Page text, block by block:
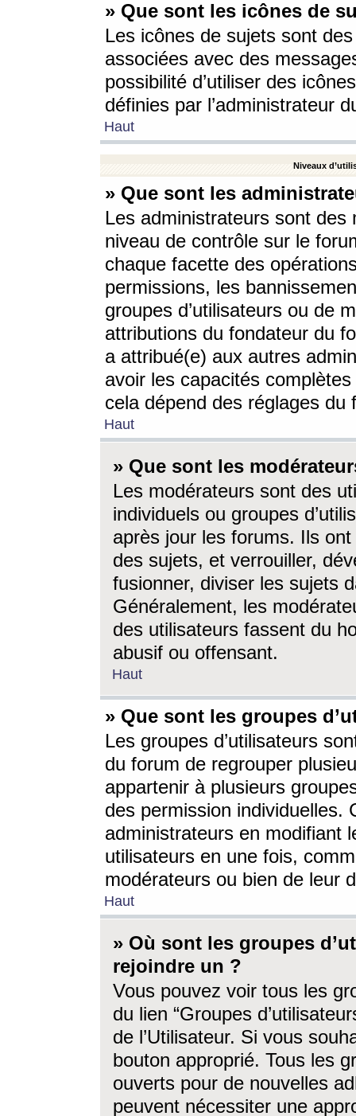
» Que sont les icônes de
Les icônes de sujets sont
associées avec des
possibilité d’utiliser des
définies par l’administrateur
Haut
Niveaux
» Que sont les
Les administrateurs sont
niveau de contrôle sur le
chaque facette des
permissions, les
groupes d’utilisateurs ou de
attributions du fondateur du
a attribué(e) aux autres
avoir les capacités
cela dépend des réglages du
Haut
» Que sont les
Les modérateurs sont des
individuels ou groupes
après jour les forums. Ils ont
des sujets, et verrouiller,
fusionner, diviser les sujets
Généralement, les
des utilisateurs fassent du
abusif ou offensant.
Haut
» Que sont les groupes
Les groupes d’utilisateurs
du forum de regrouper
appartenir à plusieurs
des permission individuelles.
administrateurs en modifiant
utilisateurs en une fois,
modérateurs ou bien de leur
Haut
» Où sont les groupes
rejoindre un ?
Vous pouvez voir tous les
du lien “Groupes
de l’Utilisateur. Si vous
bouton approprié. Tous les
ouverts pour de nouvelles
peuvent nécessiter une